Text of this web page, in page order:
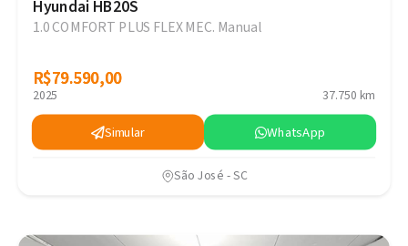
Hyundai HB20S
1.0 COMFORT PLUS FLEX MEC. Manual
R$79.590,00
R$79.590,00
2025 37.750 km
Simular WhatsApp
São José - SC